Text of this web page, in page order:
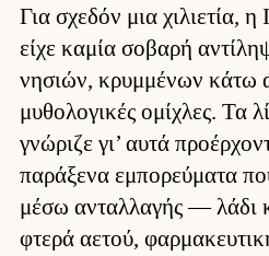
Για σχεδόν μια χιλιε­τία, η
είχε καμία σοβαρή
νησιών, κρυμ­μένων κάτω
μυθολογικές ομίχλες. Τα
γνώριζε γι’ αυτά
παράξενα εμπορεύ­ματα
μέσω ανταλ­λαγής — λάδι
φτερά αετού,